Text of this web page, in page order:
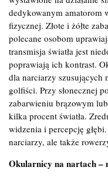
dedykowanym amatorom
fizycznej. Złote i żółte
polecane osobom
transmisja światła jest
poprawiają ich kontrast.
dla narciarzy szusujących
golfiści. Przy słonecznej
zabarwieniu brązowym
kilka procent światła.
widzenia i percepcję
narciarzy, ale także
Okularnicy na nartach –